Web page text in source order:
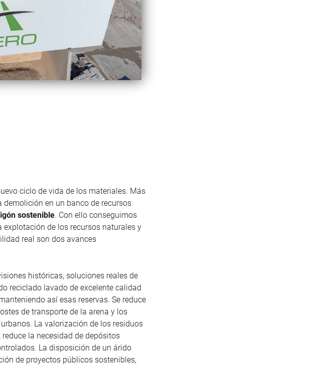
ciclo de vida de los materiales. Más
en un banco de recursos
sostenible. Con ello conseguimos
explotación de los recursos naturales y
real son dos avances
históricas, soluciones reales de
reciclado lavado de excelente calidad
así esas reservas. Se reduce
de transporte de la arena y los
La valorización de los residuos
reduce la necesidad de depósitos
La disposición de un árido
de proyectos públicos sostenibles,